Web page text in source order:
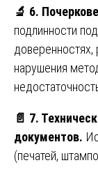
🔬 6.
подлинности
доверенностях,
нарушения
📄 7.
документов.
(печатей,